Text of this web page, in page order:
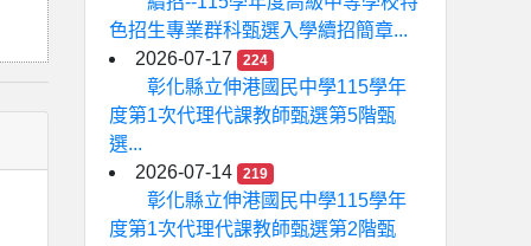
色招生專業群科甄選入學續招簡章...
2026-07-17
224
彰化縣立伸港國民中學115學年
度第1次代理代課教師甄選第5階甄
選...
2026-07-14
219
彰化縣立伸港國民中學115學年
度第1次代理代課教師甄選第2階甄